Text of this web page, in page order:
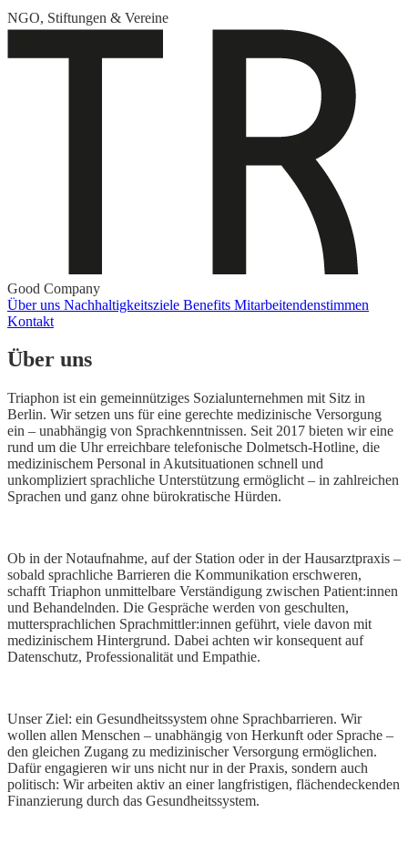
NGO, Stiftungen & Vereine
Good Company
Über uns Nachhaltigkeitsziele Benefits Mitarbeitendenstimmen
Kontakt
Über uns
Triaphon ist ein gemeinnütziges Sozialunternehmen mit Sitz in
Berlin. Wir setzen uns für eine gerechte medizinische Versorgung
ein – unabhängig von Sprachkenntnissen. Seit 2017 bieten wir eine
rund um die Uhr erreichbare telefonische Dolmetsch-Hotline, die
medizinischem Personal in Akutsituationen schnell und
unkompliziert sprachliche Unterstützung ermöglicht – in zahlreichen
Sprachen und ganz ohne bürokratische Hürden.
Ob in der Notaufnahme, auf der Station oder in der Hausarztpraxis –
sobald sprachliche Barrieren die Kommunikation erschweren,
schafft Triaphon unmittelbare Verständigung zwischen Patient:innen
und Behandelnden. Die Gespräche werden von geschulten,
muttersprachlichen Sprachmittler:innen geführt, viele davon mit
medizinischem Hintergrund. Dabei achten wir konsequent auf
Datenschutz, Professionalität und Empathie.
Unser Ziel: ein Gesundheitssystem ohne Sprachbarrieren. Wir
wollen allen Menschen – unabhängig von Herkunft oder Sprache –
den gleichen Zugang zu medizinischer Versorgung ermöglichen.
Dafür engagieren wir uns nicht nur in der Praxis, sondern auch
politisch: Wir arbeiten aktiv an einer langfristigen, flächendeckenden
Finanzierung durch das Gesundheitssystem.